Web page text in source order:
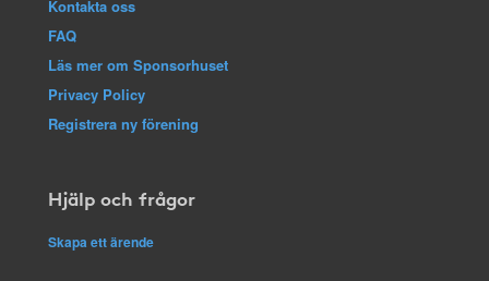
Kontakta oss
FAQ
Läs mer om Sponsorhuset
Privacy Policy
Registrera ny förening
Hjälp och frågor
Skapa ett ärende